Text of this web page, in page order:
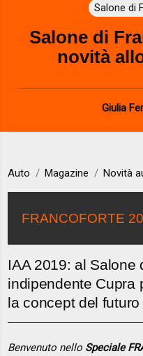
Salone di
Salone di
novità
Giulia
Auto Magazine Novità
FRANCOFORTE
IAA 2019: al Salone
indipendente Cupra
la concept del
Benvenuto nello Speciale